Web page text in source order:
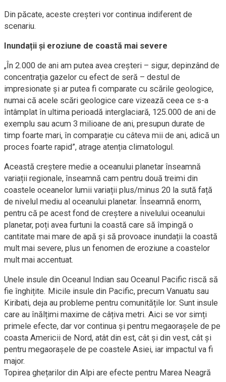
Din păcate, aceste creșteri vor continua indiferent de
scenariu.
Inundații și eroziune de coastă mai severe
„În 2.000 de ani am putea avea creșteri – sigur, depinzând de
concentrația gazelor cu efect de seră – destul de
impresionate și ar putea fi comparate cu scările geologice,
numai că acele scări geologice care vizează ceea ce s-a
întâmplat în ultima perioadă interglaciară, 125.000 de ani de
exemplu sau acum 3 milioane de ani, presupun durate de
timp foarte mari, în comparație cu câteva mii de ani, adică un
proces foarte rapid”, atrage atenția climatologul.
Această creștere medie a oceanului planetar înseamnă
variații regionale, înseamnă cam pentru două treimi din
coastele oceanelor lumii variații plus/minus 20 la sută față
de nivelul mediu al oceanului planetar. Înseamnă enorm,
pentru că pe acest fond de creștere a nivelului oceanului
planetar, poți avea furtuni la coastă care să împingă o
cantitate mai mare de apă și să provoace inundații la coastă
mult mai severe, plus un fenomen de eroziune a coastelor
mult mai accentuat.
Unele insule din Oceanul Indian sau Oceanul Pacific riscă să
fie înghițite. Micile insule din Pacific, precum Vanuatu sau
Kiribati, deja au probleme pentru comunitățile lor. Sunt insule
care au înălțimi maxime de câțiva metri. Aici se vor simți
primele efecte, dar vor continua și pentru megaorașele de pe
coasta Americii de Nord, atât din est, cât și din vest, cât și
pentru megaorașele de pe coastele Asiei, iar impactul va fi
major.
Topirea ghețarilor din Alpi are efecte pentru Marea Neagră